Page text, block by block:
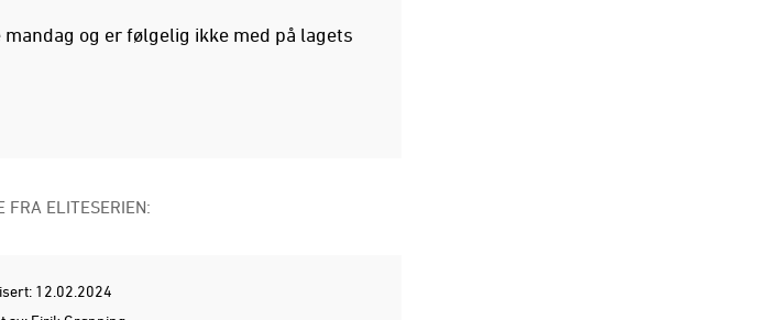
og er følgelig ikke med på lagets
FRA ELITESERIEN:
12.02.2024